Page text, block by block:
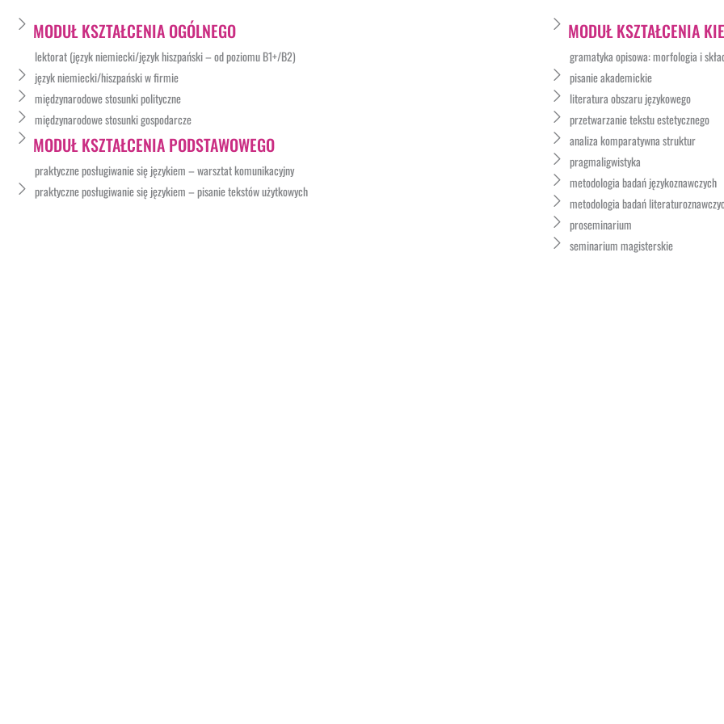
MODUŁ KSZTAŁCENIA OGÓLNEGO
lektorat (język niemiecki/język hiszpański – od poziomu B1+/B2)
język niemiecki/hiszpański w firmie
międzynarodowe stosunki polityczne
międzynarodowe stosunki gospodarcze
MODUŁ KSZTAŁCENIA PODSTAWOWEGO
praktyczne posługiwanie się językiem – warsztat komunikacyjny
praktyczne posługiwanie się językiem – pisanie tekstów użytkowych
MODUŁ KSZTAŁCENIA
gramatyka opisowa: morfologia i
pisanie akademickie
literatura obszaru językowego
przetwarzanie tekstu estetycznego
analiza komparatywna struktur
pragmaligwistyka
metodologia badań językoznawczych
metodologia badań
proseminarium
seminarium magisterskie